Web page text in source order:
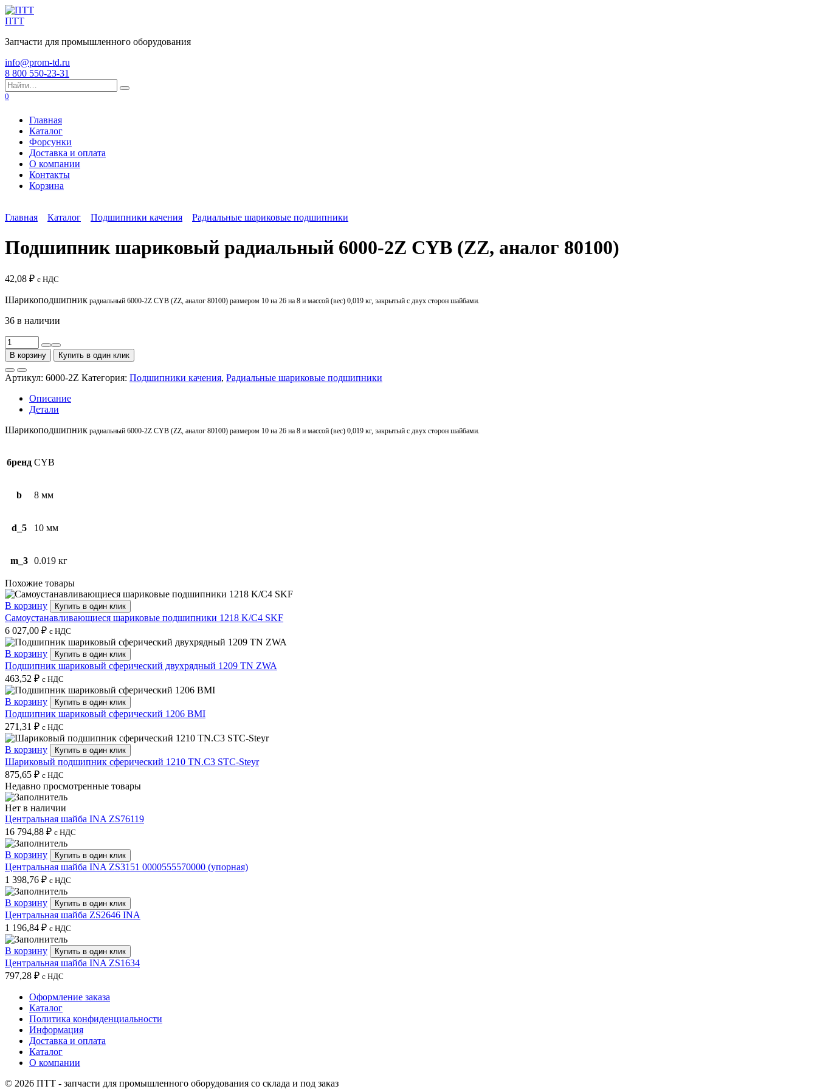
Перейти
к
ПТТ
Запчасти для промышленного оборудования
info@prom-td.ru
8 800 550-23-31
Search
for:
0
Главная
Каталог
Форсунки
Доставка и оплата
О компании
Контакты
Корзина
Главная Каталог Подшипники качения Радиальные шариковые подшипники
Подшипник шариковый радиальный 6000-2Z CYB (ZZ, аналог 80100)
42,08 ₽ с НДС
Шарикоподшипник радиальный 6000-2Z CYB (ZZ, аналог 80100) размером 10 на 26 на 8 и массой (вес) 0,019 кг, закрытый с двух сторон шайбами.
36 в наличии
Количество
товара
Подшипник
шариковый
радиальный
6000-
(ZZ,
В корзину Купить в один клик
Артикул: 6000-2Z Категория: Подшипники качения, Радиальные шариковые подшипники
Описание
Детали
Шарикоподшипник радиальный 6000-2Z CYB (ZZ, аналог 80100) размером 10 на 26 на 8 и массой (вес) 0,019 кг, закрытый с двух сторон шайбами.
бренд CYB
b 8 мм
d_5 10 мм
m_3 0.019 кг
Похожие товары
В корзину Купить в один клик
Самоустанавливающиеся шариковые подшипники 1218 K/C4 SKF
6 027,00 ₽ с НДС
В корзину Купить в один клик
Подшипник шариковый сферический двухрядный 1209 TN ZWA
463,52 ₽ с НДС
В корзину Купить в один клик
Подшипник шариковый сферический 1206 BMI
271,31 ₽ с НДС
В корзину Купить в один клик
Шариковый подшипник сферический 1210 TN.C3 STC-Steyr
875,65 ₽ с НДС
Недавно просмотренные товары
Нет в наличии
Центральная шайба INA ZS76119
16 794,88 ₽ с НДС
В корзину Купить в один клик
Центральная шайба INA ZS3151 0000555570000 (упорная)
1 398,76 ₽ с НДС
В корзину Купить в один клик
Центральная шайба ZS2646 INA
1 196,84 ₽ с НДС
В корзину Купить в один клик
Центральная шайба INA ZS1634
797,28 ₽ с НДС
Оформление заказа
Каталог
Политика конфиденциальности
Информация
Доставка и оплата
Каталог
О компании
© 2026 ПТТ - запчасти для промышленного оборудования со склада и под заказ